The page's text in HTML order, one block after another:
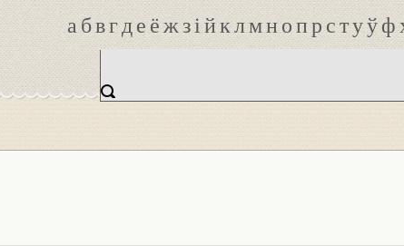
абвгдеёжзійклмнопрстуўф